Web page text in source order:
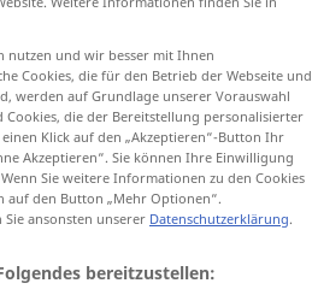
nutzen und wir besser mit Ihnen
Cookies, die für den Betrieb der Webseite und
werden auf Grundlage unserer Vorauswahl
die der Bereitstellung personalisierter
Klick auf den „Akzeptieren“-Button Ihr
Akzeptieren“. Sie können Ihre Einwilligung
Sie weitere Informationen zu den Cookies
auf den Button „Mehr Optionen“.
ansonsten unserer Datenschutzerklärung.
bereitzustellen: